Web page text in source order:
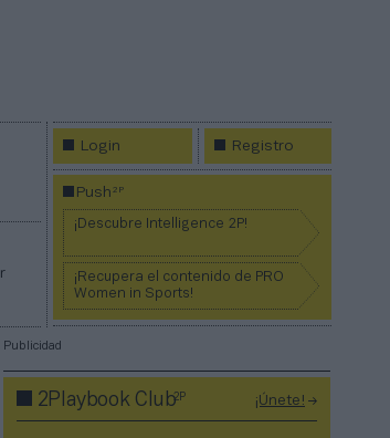
Login Registro
Push2P
¡Descubre Intelligence 2P!
¡Recupera el contenido de PRO
Women in Sports!
Publicidad
2Playbook Club2P ¡Únete!